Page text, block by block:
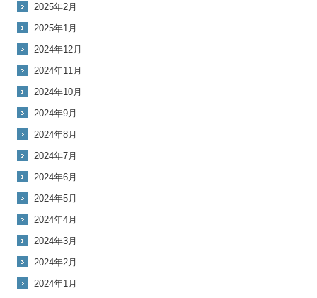
2025年2月
2025年1月
2024年12月
2024年11月
2024年10月
2024年9月
2024年8月
2024年7月
2024年6月
2024年5月
2024年4月
2024年3月
2024年2月
2024年1月